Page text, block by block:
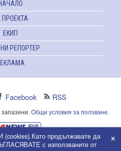
ПРОЕКТА
ЕКИП
РЕПОРТЕР
Facebook RSS
Общи условия за ползване.
by Intersat Ltd.
на Интерсат ООД.
продължавате да
с използваните от
×